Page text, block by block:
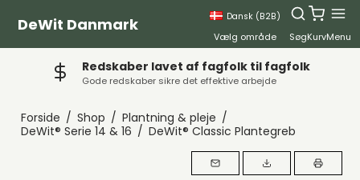
DeWit Danmark Dansk (B2B)
Vælg område SøgKurvMenu
Redskaber lavet af fagfolk til fagfolk
Gode redskaber sikre det effektive arbejde
Forside / Shop / Plantning & pleje /
DeWit® Serie 14 & 16 / DeWit® Classic Plantegreb